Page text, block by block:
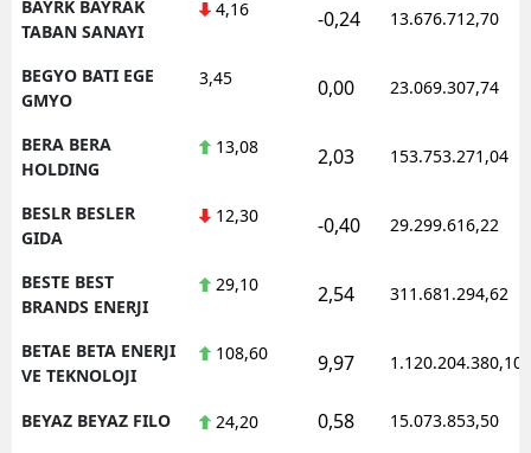
BAYRK BAYRAK
TABAN SANAYI
4,16 -0,24 13.676.712,70
BEGYO BATI EGE
GMYO
3,45 0,00 23.069.307,74
BERA BERA
HOLDING
13,08 2,03 153.753.271,04
BESLR BESLER
GIDA
12,30 -0,40 29.299.616,22
BESTE BEST
BRANDS ENERJI
29,10 2,54 311.681.294,62
BETAE BETA ENERJI
VE TEKNOLOJI
108,60 9,97 1.120.204.380,10
BEYAZ BEYAZ FILO 24,20 0,58 15.073.853,50